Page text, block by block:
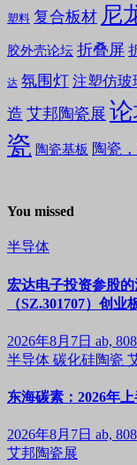
塑料 复合板材 尼
胶外壳论坛 折叠屏
达 氛围灯 注塑仿玻
造 艾邦陶瓷展
瓷 陶瓷基板 陶瓷
You missed
半导体
宏达电子投资参股
（SZ.301707）创业
2026年8月7日 ab, 808
半导体 碳化硅陶瓷
东海碳素：2026年
2026年8月7日 ab, 808
艾邦陶瓷展